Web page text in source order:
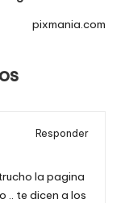
pixmania.com
Responder
la pagina
.. te dicen a los